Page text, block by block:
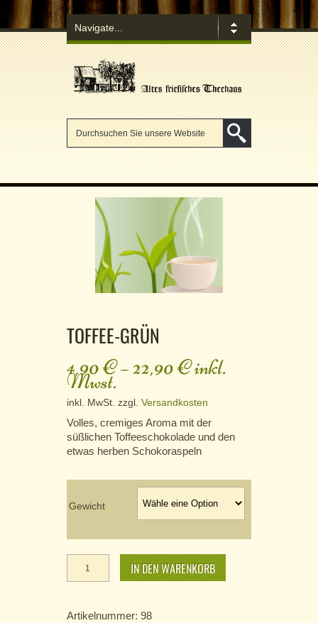
TOFFEE-GRÜN
4,90€–22,90€inkl.
Mwst.
inkl. MwSt. zzgl. Versandkosten
Volles, cremiges Aroma mit der
süßlichen Toffeeschokolade und den
etwas herben Schokoraspeln
Gewicht
Toffee-Grün
Menge
IN DEN WARENKORB
Artikelnummer: 98